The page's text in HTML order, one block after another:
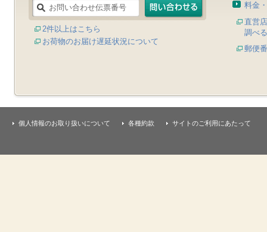
2件以上はこちら
お荷物のお届け遅延状況について
料金
直営
調べる
郵便
個人情報のお取り扱いについて 各種約款 サイトのご利用にあたって